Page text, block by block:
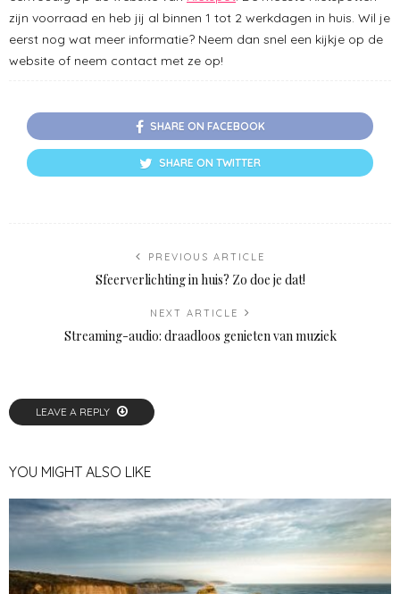
zijn voorraad en heb jij al binnen 1 tot 2 werkdagen in huis. Wil je
eerst nog wat meer informatie? Neem dan snel een kijkje op de
website of neem contact met ze op!
SHARE ON FACEBOOK
SHARE ON TWITTER
PREVIOUS ARTICLE
Sfeerverlichting in huis? Zo doe je dat!
NEXT ARTICLE
Streaming-audio: draadloos genieten van muziek
LEAVE A REPLY
YOU MIGHT ALSO LIKE